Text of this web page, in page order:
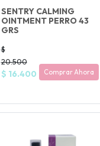
SENTRY CALMING
OINTMENT PERRO 43
GRS
$
20.500
$ 16.400 Comprar Ahora